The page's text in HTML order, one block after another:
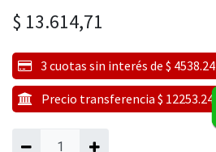
$ 13.614,71
3 cuotas sin interés de $ 4538.24
Precio transferencia $ 12253.24